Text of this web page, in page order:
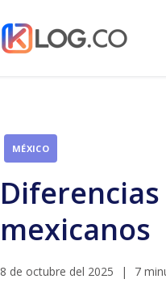
MÉXICO
Diferencias
mexicanos
8 de octubre del 2025 | 7